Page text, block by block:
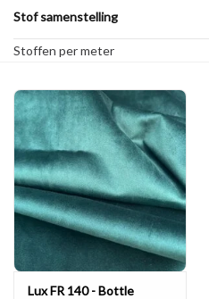
Stof samenstelling
Stoffen per meter
Lux FR 140 - Bottle